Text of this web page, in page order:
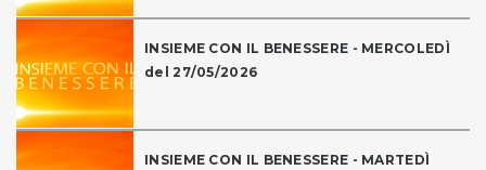
INSIEME CON IL BENESSERE - MERCOLEDÌ
del 27/05/2026
INSIEME CON IL BENESSERE - MARTEDÌ